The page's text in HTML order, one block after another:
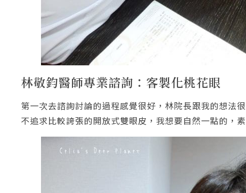
林敬鈞醫師專業諮詢：客製化桃花眼
第一次去諮詢討論的過程感覺很好，林院長跟我的想法
不追求比較誇張的開放式雙眼皮，我想要自然一點的，